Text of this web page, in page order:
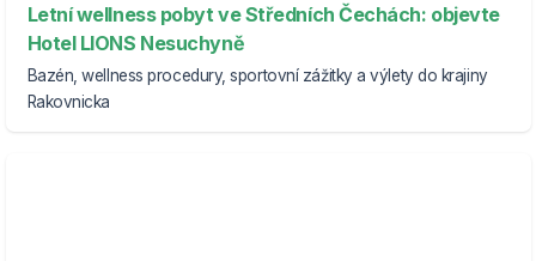
Letní wellness pobyt ve Středních Čechách: objevte
Hotel LIONS Nesuchyně
Bazén, wellness procedury, sportovní zážitky a výlety do krajiny
Rakovnicka